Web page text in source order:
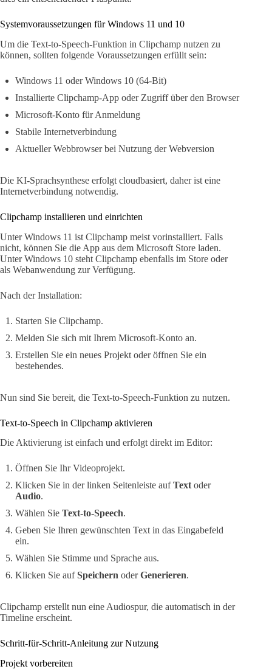
Systemvoraussetzungen für Windows 11 und 10
Um die Text-to-Speech-Funktion in Clipchamp nutzen zu
können, sollten folgende Voraussetzungen erfüllt sein:
Windows 11 oder Windows 10 (64-Bit)
Installierte Clipchamp-App oder Zugriff über den Browser
Microsoft-Konto für Anmeldung
Stabile Internetverbindung
Aktueller Webbrowser bei Nutzung der Webversion
Die KI-Sprachsynthese erfolgt cloudbasiert, daher ist eine
Internetverbindung notwendig.
Clipchamp installieren und einrichten
Unter Windows 11 ist Clipchamp meist vorinstalliert. Falls
nicht, können Sie die App aus dem Microsoft Store laden.
Unter Windows 10 steht Clipchamp ebenfalls im Store oder
als Webanwendung zur Verfügung.
Nach der Installation:
Starten Sie Clipchamp.
Melden Sie sich mit Ihrem Microsoft-Konto an.
Erstellen Sie ein neues Projekt oder öffnen Sie ein
bestehendes.
Nun sind Sie bereit, die Text-to-Speech-Funktion zu nutzen.
Text-to-Speech in Clipchamp aktivieren
Die Aktivierung ist einfach und erfolgt direkt im Editor:
Öffnen Sie Ihr Videoprojekt.
Klicken Sie in der linken Seitenleiste aufText oder
Audio.
Wählen Sie Text-to-Speech.
Geben Sie Ihren gewünschten Text in das Eingabefeld
ein.
Wählen Sie Stimme und Sprache aus.
Klicken Sie aufSpeichern oderGenerieren.
Clipchamp erstellt nun eine Audiospur, die automatisch in der
Timeline erscheint.
Schritt-für-Schritt-Anleitung zur Nutzung
Projekt vorbereiten